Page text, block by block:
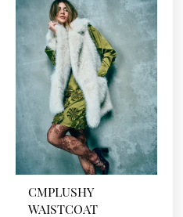
CMPLUSHY
WAISTCOAT